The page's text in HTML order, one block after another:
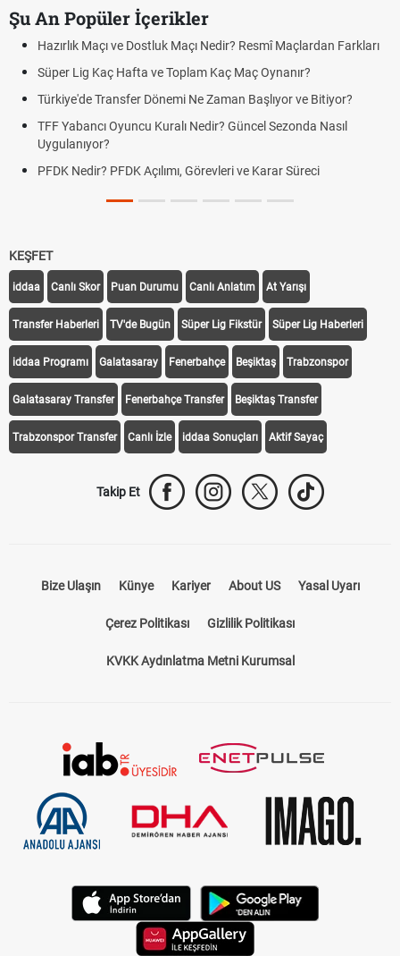
Şu An Popüler İçerikler
Hazırlık Maçı ve Dostluk Maçı Nedir? Resmî Maçlardan Farkları
Süper Lig Kaç Hafta ve Toplam Kaç Maç Oynanır?
Türkiye'de Transfer Dönemi Ne Zaman Başlıyor ve Bitiyor?
TFF Yabancı Oyuncu Kuralı Nedir? Güncel Sezonda Nasıl
Uygulanıyor?
PFDK Nedir? PFDK Açılımı, Görevleri ve Karar Süreci
KEŞFET
iddaa Canlı Skor Puan Durumu Canlı Anlatım At Yarışı
Transfer Haberleri TV'de Bugün Süper Lig Fikstür Süper Lig Haberleri
iddaa Programı Galatasaray Fenerbahçe Beşiktaş Trabzonspor
Galatasaray Transfer Fenerbahçe Transfer Beşiktaş Transfer
Trabzonspor Transfer Canlı İzle iddaa Sonuçları Aktif Sayaç
Takip Et
Bize Ulaşın Künye Kariyer About US Yasal Uyarı
Çerez Politikası Gizlilik Politikası
KVKK Aydınlatma Metni Kurumsal